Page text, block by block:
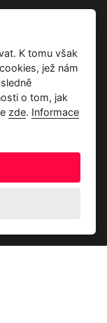
K tomu však
jež nám
o tom, jak
zde. Informace